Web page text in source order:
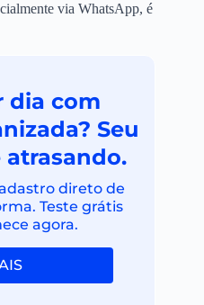
via WhatsApp, é
dia com
Seu
direto de
Teste grátis
agora.